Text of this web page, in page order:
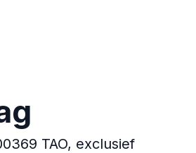
TAO, exclusief